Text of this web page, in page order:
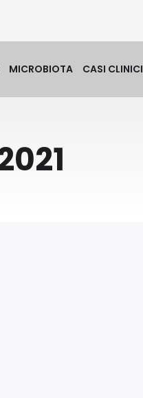
MICROBIOTA CASI CLINICI